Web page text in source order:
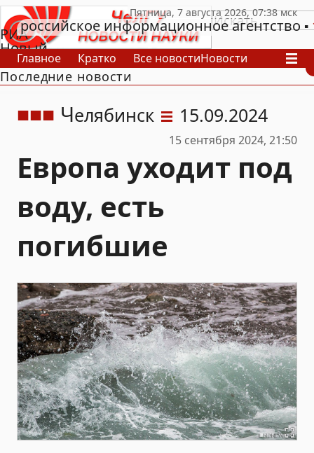
РИА
Новый
День
российское информационное агентство
Главное Кратко Все новостиНовости
В России
В мире
Последние новости
Челябинск 15.09.2024
15 сентября 2024, 21:50
Европа уходит под
воду, есть
погибшие